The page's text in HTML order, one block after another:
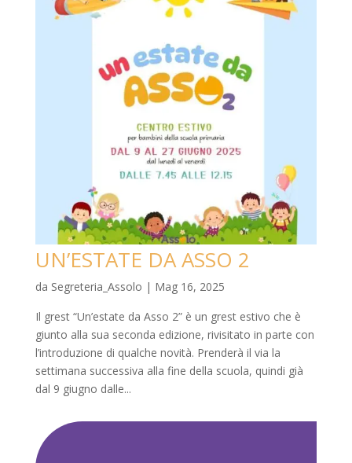
UN’ESTATE DA ASSO 2
da Segreteria_Assolo | Mag 16, 2025
Il grest “Un’estate da Asso 2” è un grest estivo che è
giunto alla sua seconda edizione, rivisitato in parte con
l’introduzione di qualche novità. Prenderà il via la
settimana successiva alla fine della scuola, quindi già
dal 9 giugno dalle...